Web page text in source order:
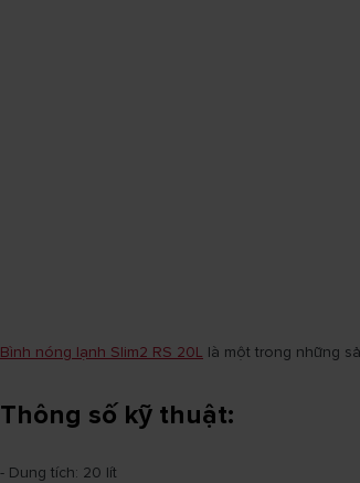
Bình nóng lạnh Slim2 RS 20L là một trong những
Thông số kỹ thuật:
- Dung tích: 20 lít